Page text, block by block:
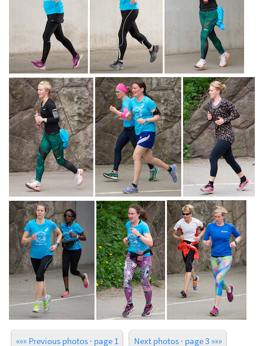
««« Previous photos · page 1 Next photos · page 3 »»»